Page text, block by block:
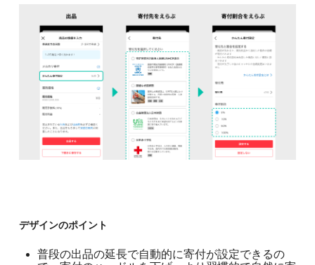
デザインのポイント
普段の出品の延長で自動的に寄付が設定できるの